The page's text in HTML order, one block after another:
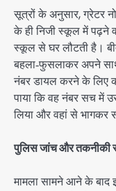
सूत्रों के अनुसार, ग्रेटर
के ही निजी स्कूल में पढ़ने
स्कूल से घर लौटती है।
बहला‑फुसलाकर अपने
नंबर डायल करने के लिए
पाया कि वह नंबर सच में
लिया और वहां से भागकर
पुलिस जांच और तकनीकी
मामला सामने आने के बाद